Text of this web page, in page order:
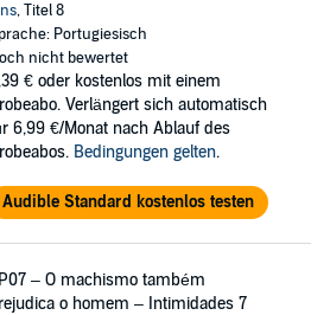
, Titel 8
Portugiesisch
nicht bewertet
€ oder kostenlos mit einem
Verlängert sich automatisch
6,99 €/Monat nach Ablauf des
Bedingungen gelten.
Audible Standard kostenlos testen
– O machismo também
o homem – Intimidades 7